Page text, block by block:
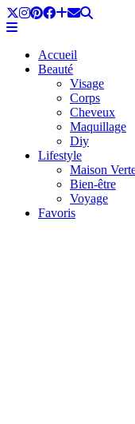
Accueil
Beauté
Visage
Corps
Cheveux
Maquillage
Diy
Lifestyle
Maison
Bien-être
Voyage
Favoris